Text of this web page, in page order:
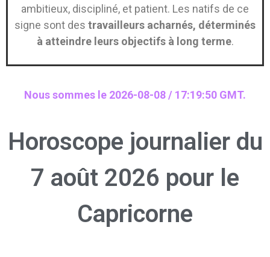
ambitieux, discipliné, et patient. Les natifs de ce
signe sont des travailleurs acharnés, déterminés
à atteindre leurs objectifs à long terme.
Nous sommes le 2026-08-08 / 17:19:50 GMT.
Horoscope journalier du
7 août 2026 pour le
Capricorne